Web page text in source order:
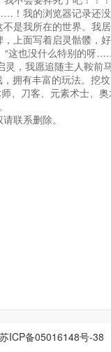
！我的浏览器记录还
是我所在的世界。我
上面写着启灵骷髅，
“这也没什么特别的呀
灵，我愿追随主人鞍前
拥有丰富的玩法。挖
、刀客、元素术士、
联系删除。
苏ICP备05016148号-38